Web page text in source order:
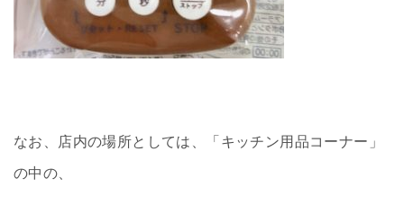
なお、店内の場所としては、「キッチン用品コーナー」
の中の、